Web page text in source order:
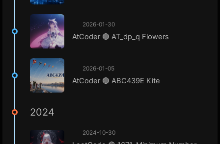
2026-01-30
AtCoder 🟢 AT_dp_q Flowers
2026-01-05
AtCoder 🟢 ABC439E Kite
2024
2024-10-30